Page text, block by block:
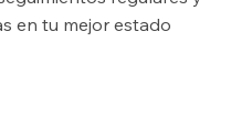
en tu mejor estado